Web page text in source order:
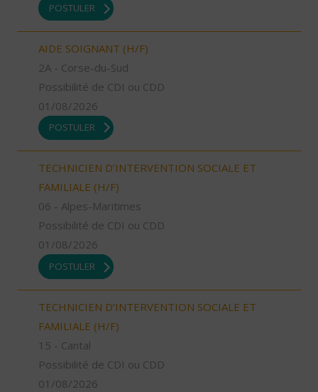
POSTULER
AIDE SOIGNANT (H/F)
2A - Corse-du-Sud
Possibilité de CDI ou CDD
01/08/2026
POSTULER
TECHNICIEN D’INTERVENTION SOCIALE ET
FAMILIALE (H/F)
06 - Alpes-Maritimes
Possibilité de CDI ou CDD
01/08/2026
POSTULER
TECHNICIEN D’INTERVENTION SOCIALE ET
FAMILIALE (H/F)
15 - Cantal
Possibilité de CDI ou CDD
01/08/2026